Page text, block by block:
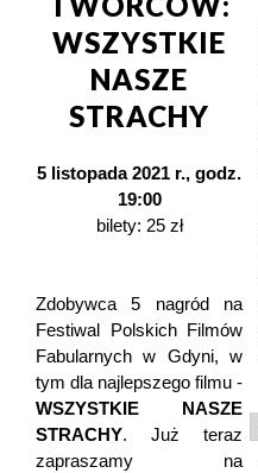
WSZYSTKIE
NASZE
STRACHY
5 listopada 2021 r., godz.
19:00
bilety: 25 zł
Zdobywca 5 nagród na
Festiwal Polskich Filmów
Fabularnych w Gdyni, w
tym dla najlepszego filmu -
WSZYSTKIE NASZE
STRACHY. Już teraz
zapraszamy na